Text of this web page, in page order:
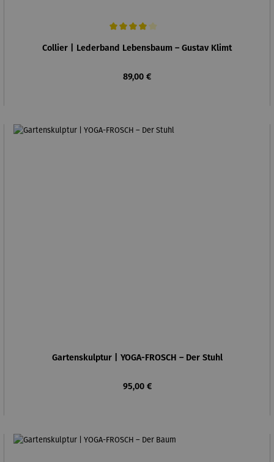
Collier | Lederband Lebensbaum – Gustav Klimt
Regulärer Preis:
89,00 €
Gartenskulptur | YOGA-FROSCH – Der Stuhl
Regulärer Preis:
95,00 €